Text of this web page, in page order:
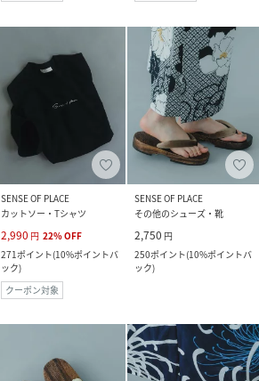
SENSE OF PLACE
カットソー・Tシャツ
2,990 円 22%OFF
271ポイント(10%ポイントバ
ック)
クーポン対象
SENSE OF PLACE
その他のシューズ・靴
2,750 円
250ポイント(10%ポイントバ
ック)